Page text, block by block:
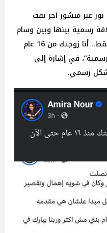
نور عبر منشور آخر نفت
رسمية بينها وبين وسام
هندي، مؤكدة: “أنا مش أم بنتك فقط.. أنا زوجتك من 16 عام
في إشارة إلى
بشكل رسمي.